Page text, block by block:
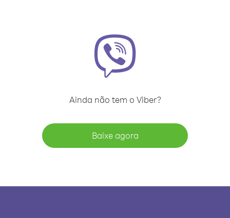
Ainda não tem o Viber?
Baixe agora